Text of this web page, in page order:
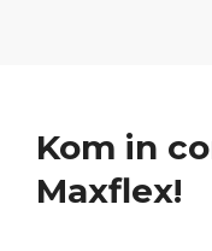
Kom in
Maxflex!